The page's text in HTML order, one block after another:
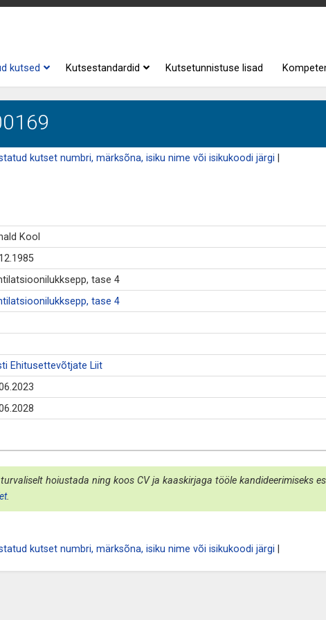
kutsed Kutsestandardid Kutsetunnistuse lisad
kutset numbri, märksõna, isiku nime või isikukoodi järgi
Kool
tase 4
tase 4
Ehitusettevõtjate Liit
hoiustada ning koos CV ja kaaskirjaga tööle kandideerimiseks
.
kutset numbri, märksõna, isiku nime või isikukoodi järgi